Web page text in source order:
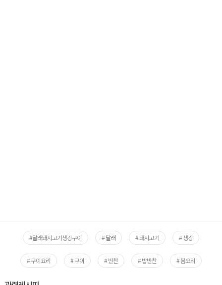
#달래돼지고기생강구이 # 달래 # 돼지고기 # 생강
# 구이요리 # 구이 # 반찬 # 밥반찬 # 봄요리